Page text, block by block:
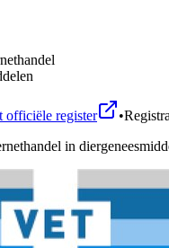
officiële register •
in